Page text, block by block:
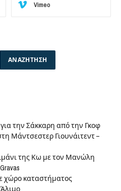
Vimeo
ΑΝΑΖΉΤΗΣΗ
για την Σάκκαρη από την Γκοφ
Μάντσεστερ Γιουνάιτεντ –
της Κω με τον Μανώλη
χώρο καταστήματος